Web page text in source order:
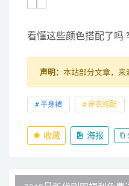
看懂这些颜色搭配了吗
声明： 本站部分文章，来
半身裙 穿衣搭配
收藏 海报